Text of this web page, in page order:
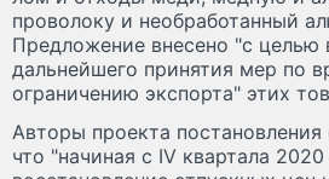
проволоку и необработанный
Предложение внесено "с целью
дальнейшего принятия мер по
ограничению экспорта" этих
Авторы проекта
что "начиная с IV квартала